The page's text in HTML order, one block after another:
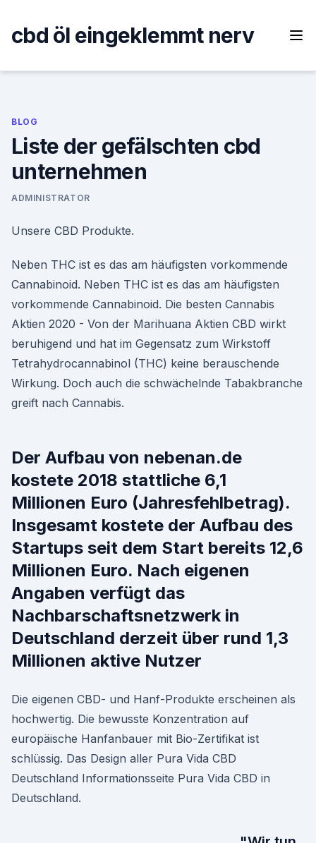
content
cbd öl eingeklemmt nerv
BLOG
Liste der gefälschten cbd
unternehmen
ADMINISTRATOR
Unsere CBD Produkte.
Neben THC ist es das am häufigsten vorkommende
Cannabinoid. Neben THC ist es das am häufigsten
vorkommende Cannabinoid. Die besten Cannabis
Aktien 2020 - Von der Marihuana Aktien CBD wirkt
beruhigend und hat im Gegensatz zum Wirkstoff
Tetrahydrocannabinol (THC) keine berauschende
Wirkung. Doch auch die schwächelnde Tabakbranche
greift nach Cannabis.
Der Aufbau von nebenan.de
kostete 2018 stattliche 6,1
Millionen Euro (Jahresfehlbetrag).
Insgesamt kostete der Aufbau des
Startups seit dem Start bereits 12,6
Millionen Euro. Nach eigenen
Angaben verfügt das
Nachbarschaftsnetzwerk in
Deutschland derzeit über rund 1,3
Millionen aktive Nutzer
Die eigenen CBD- und Hanf-Produkte erscheinen als
hochwertig. Die bewusste Konzentration auf
europäische Hanfanbauer mit Bio-Zertifikat ist
schlüssig. Das Design aller Pura Vida CBD
Deutschland Informationsseite Pura Vida CBD in
Deutschland.